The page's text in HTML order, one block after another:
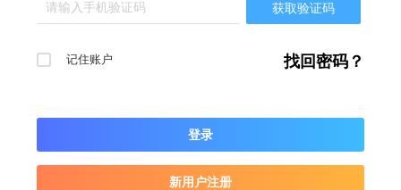
获取验证码
记住账户 找回密码？
登录
新用户注册